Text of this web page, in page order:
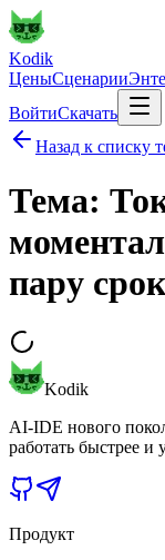
Kodik
ЦеныСценарии
ВойтиСкачать
Назад к списку
Тема:
пару
Kodik
AI-IDE нового
работать быстрее и
Продукт